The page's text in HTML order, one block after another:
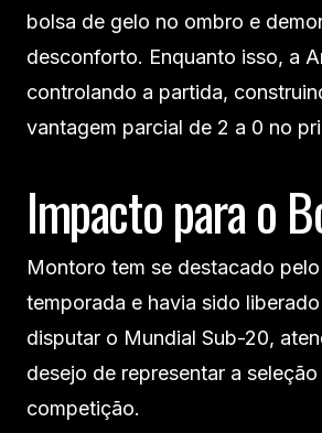
bolsa de gelo no ombro e
desconforto. Enquanto isso, a
controlando a partida,
vantagem parcial de 2 a 0 no
Impacto para o
Montoro tem se destacado
temporada e havia sido
disputar o Mundial Sub-20,
desejo de representar a
competição.